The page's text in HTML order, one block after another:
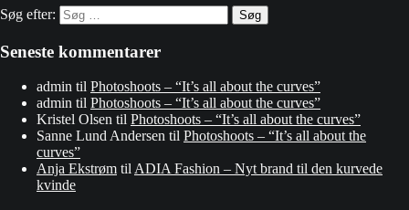
Søg efter:
Seneste kommentarer
admin til Photoshoots – “It’s all about the curves”
admin til Photoshoots – “It’s all about the curves”
Kristel Olsen til Photoshoots – “It’s all about the curves”
Sanne Lund Andersen til Photoshoots – “It’s all about the
curves”
Anja Ekstrøm til ADIA Fashion – Nyt brand til den kurvede
kvinde